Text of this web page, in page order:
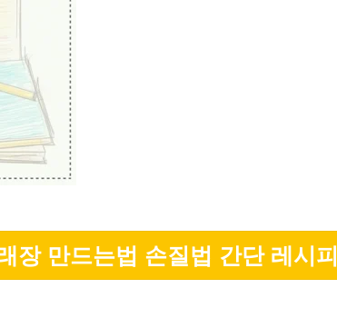
장 만드는법 손질법 간단 레시피